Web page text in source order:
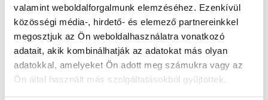
valamint weboldalforgalmunk elemzéséhez. Ezenkívül
közösségi média-, hirdető- és elemező partnereinkkel
megosztjuk az Ön weboldalhasználatra vonatkozó
adatait, akik kombinálhatják az adatokat más olyan
adatokkal, amelyeket Ön adott meg számukra vagy az
Ön által használt más szolgáltatásokból gyűjtöttek.
Hosszúság 28,5cm
Alapanyag 70%textil, 30%műanyag
Szín szín – krémszínű-bordó